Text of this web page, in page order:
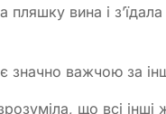
вина і з’їдала
значно важчою за
що всі інші